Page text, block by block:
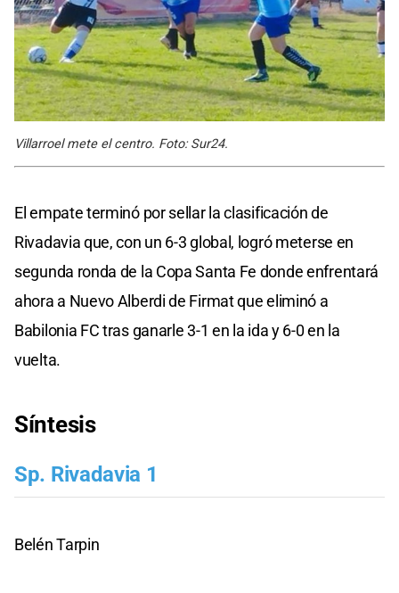
Villarroel mete el centro. Foto: Sur24.
El empate terminó por sellar la clasificación de
Rivadavia que, con un 6-3 global, logró meterse en
segunda ronda de la Copa Santa Fe donde enfrentará
ahora a Nuevo Alberdi de Firmat que eliminó a
Babilonia FC tras ganarle 3-1 en la ida y 6-0 en la
vuelta.
Síntesis
Sp. Rivadavia 1
Belén Tarpin